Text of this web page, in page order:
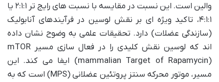
والین است. این نسبت در مقایسه با نسبت های رایج تر ۲:۱:۱ یا
۴:۱:۱، تاکید ویژه ای بر نقش لوسین در فرآیندهای آنابولیک
(سازندگی عضلات) دارد. تحقیقات علمی به وضوح نشان داده
اند که لوسین نقش کلیدی را در فعال سازی مسیر mTOR
(mammalian Target of Rapamycin) ایفا می کند. این
مسیر، موتور محرکه سنتز پروتئین عضلانی (MPS) است که به